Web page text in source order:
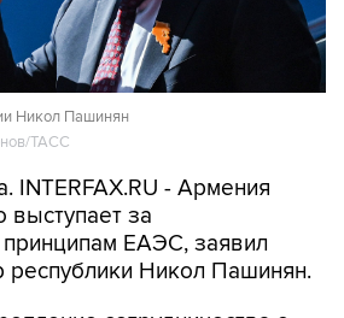
Никол Пашинян
ТАСС
INTERFAX.RU - Армения
выступает за
ЕАЭС, заявил
республики Никол Пашинян.